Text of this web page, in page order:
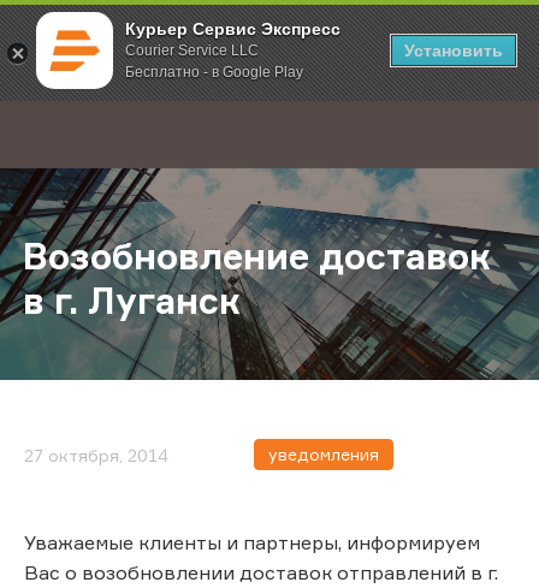
Курьер Сервис Экспресс
Courier Service LLC
Бесплатно - в Google Play
Установить
; Главная О компании Новости Возобновление доставок в г.
Возобновление доставок
в г. Луганск
27 октября, 2014 уведомления
Уважаемые клиенты и партнеры, информируем
Вас о возобновлении доставок отправлений в г.